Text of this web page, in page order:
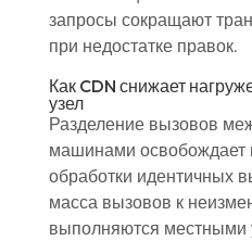
запросы сокращают
при недостатке правок.
Как CDN снижает
узел
Разделение вызовов
машинами освобождает
обработки идентичных
масса вызовов к
выполняются местными